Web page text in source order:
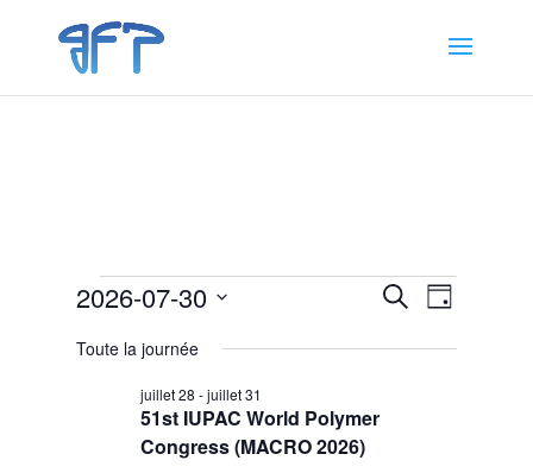
Évènements
30
juillet
2026
Recherche
navigation
vues
Recherche
de
vues
Jour
2026-07-30
une
Toute la journée
51st IUPAC World Polymer
Congress (MACRO 2026)
juillet 28 -juillet 31